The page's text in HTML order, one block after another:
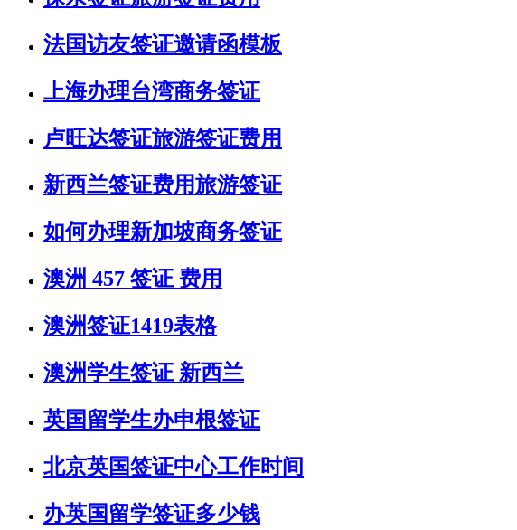
法国访友签证邀请函模板
上海办理台湾商务签证
卢旺达签证旅游签证费用
新西兰签证费用旅游签证
如何办理新加坡商务签证
澳洲 457 签证 费用
澳洲签证1419表格
澳洲学生签证 新西兰
英国留学生办申根签证
北京英国签证中心工作时间
办英国留学签证多少钱